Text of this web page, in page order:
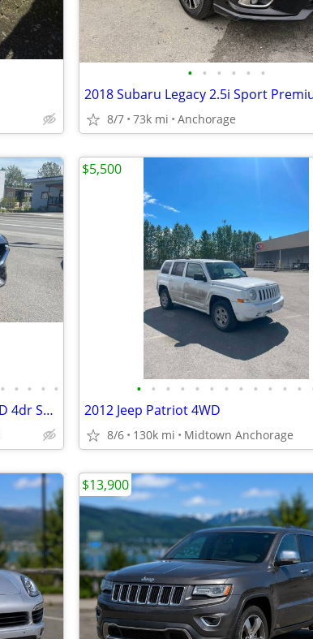
• • • • • •
8/7 73k mi Anchorage
• • • • •
2021 MAZDA CX-5 Grand Touring AWD 4dr SUV
• • • • • • • • • • • •
2012 Jeep Patriot 4WD
8/6 130k mi Midtown Anchorage
$5,500
$13,900